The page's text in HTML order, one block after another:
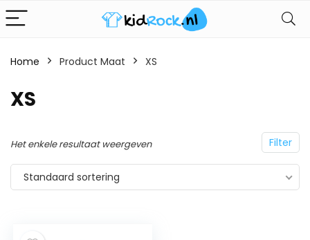
Home Product Maat XS
XS
Filter
Het enkele resultaat weergeven
Standaard sortering